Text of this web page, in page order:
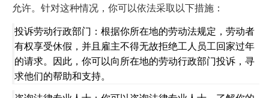
允许。针对这种情况，你可以依法采取以下措施：
投诉劳动行政部门：根据你所在地的劳动法规定，劳动者
有权享受休假，并且雇主不得无故拒绝工人员工回家过年
的请求。因此，你可以向所在地的劳动行政部门投诉，寻
求他们的帮助和支持。